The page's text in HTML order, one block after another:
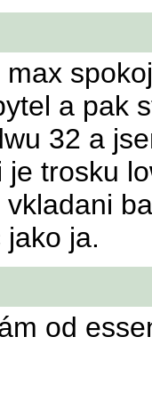
a pak
32 a
trosku
ja.
od